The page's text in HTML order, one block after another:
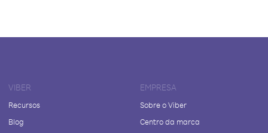
VIBER
Recursos
Blog
EMPRESA
Sobre o Viber
Centro da marca